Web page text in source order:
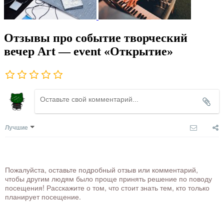
Отзывы про событие творческий
вечер Art — event «Открытие»
Лучшие
Пожалуйста, оставьте подробный отзыв или комментарий,
чтобы другим людям было проще принять решение по поводу
посещения! Расскажите о том, что стоит знать тем, кто только
планирует посещение.